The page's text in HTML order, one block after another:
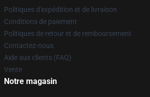
Politiques d'expédition et de livraison
Conditions de paiement
Politiques de retour et de remboursement
Contactez-nous
Aide aux clients (FAQ)
Vente
Notre magasin